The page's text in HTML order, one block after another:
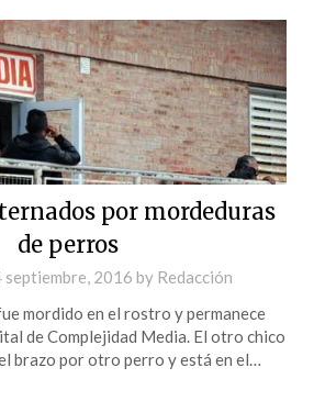
por mordeduras
de perros
septiembre, 2016 by Redacción
mordido en el rostro y permanece
de Complejidad Media. El otro chico
brazo por otro perro y está en el…